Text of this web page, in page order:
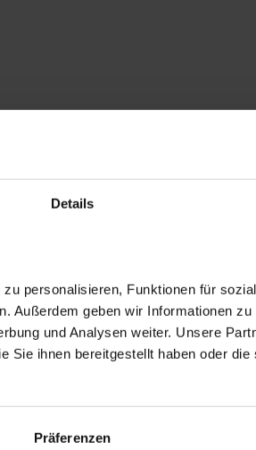
Details
personalisieren, Funktionen für
Außerdem geben wir Informationen
und Analysen weiter. Unsere
Sie ihnen bereitgestellt haben oder
Präferenzen